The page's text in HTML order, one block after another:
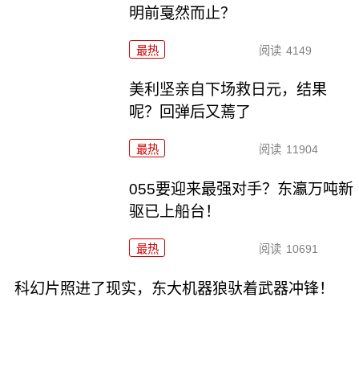
明前戛然而止？
最热 阅读 4149
美利坚亲自下场救日元，结果
呢？回弹后又蔫了
最热 阅读 11904
055要迎来最强对手？东瀛万吨新
驱已上船台！
最热 阅读 10691
科幻片照进了现实，东大机器狼驮着武器冲锋！